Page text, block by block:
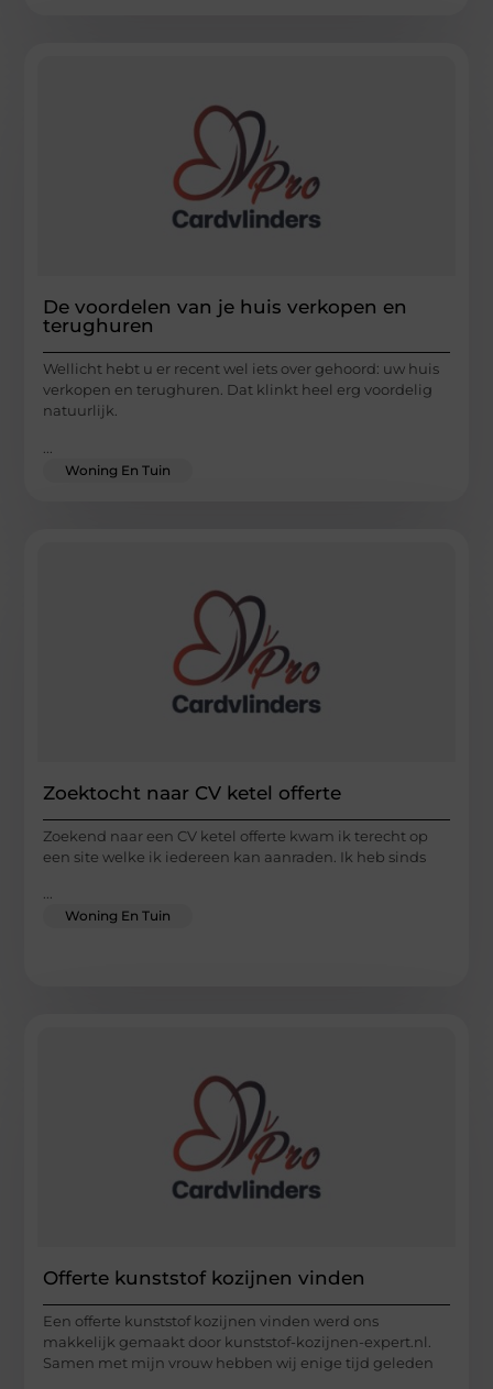
De voordelen van je huis verkopen en
terughuren
Wellicht hebt u er recent wel iets over gehoord: uw huis
verkopen en terughuren. Dat klinkt heel erg voordelig
natuurlijk.
Woning En Tuin
Zoektocht naar CV ketel offerte
Zoekend naar een CV ketel offerte kwam ik terecht op
een site welke ik iedereen kan aanraden. Ik heb sinds
Woning En Tuin
Offerte kunststof kozijnen vinden
Een offerte kunststof kozijnen vinden werd ons
makkelijk gemaakt door kunststof-kozijnen-expert.nl.
Samen met mijn vrouw hebben wij enige tijd geleden